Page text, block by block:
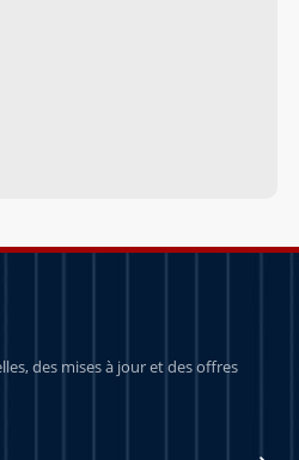
des mises à jour et des offres